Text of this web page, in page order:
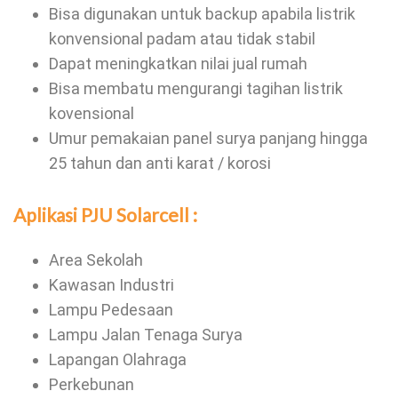
Bisa digunakan untuk backup apabila listrik
konvensional padam atau tidak stabil
Dapat meningkatkan nilai jual rumah
Bisa membatu mengurangi tagihan listrik
kovensional
Umur pemakaian panel surya panjang hingga
25 tahun dan anti karat / korosi
Aplikasi PJU Solarcell :
Area Sekolah
Kawasan Industri
Lampu Pedesaan
Lampu Jalan Tenaga Surya
Lapangan Olahraga
Perkebunan